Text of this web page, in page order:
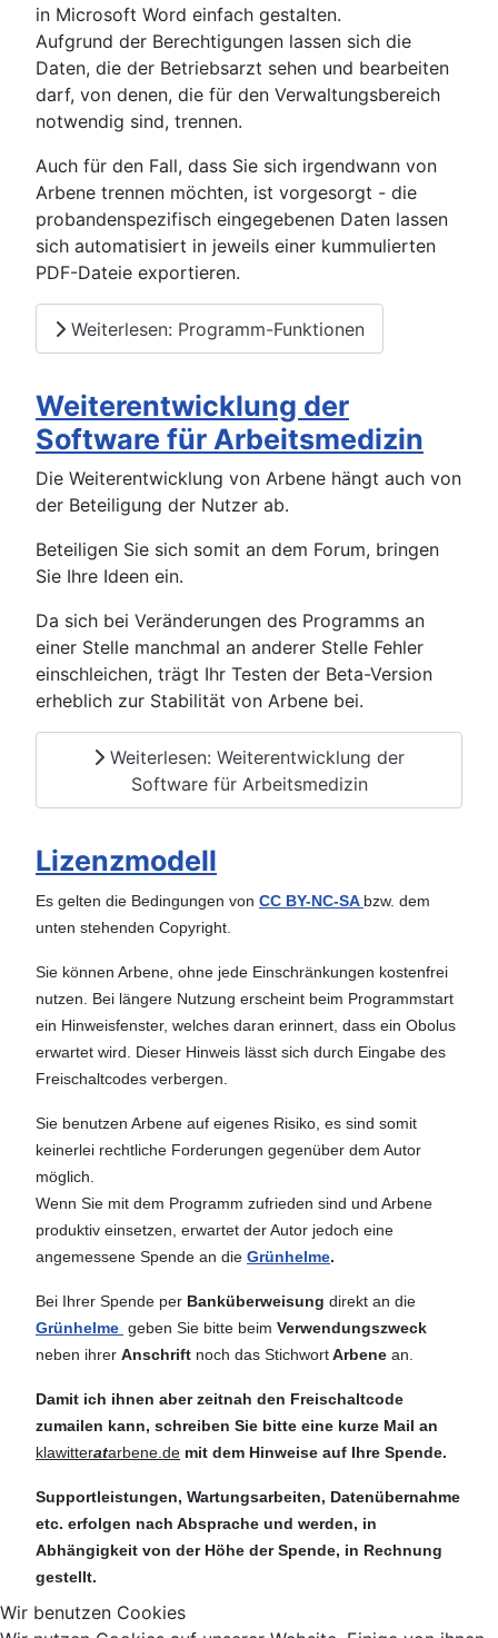
in Microsoft Word einfach gestalten.
Aufgrund der Berechtigungen lassen sich die
Daten, die der Betriebsarzt sehen und bearbeiten
darf, von denen, die für den Verwaltungsbereich
notwendig sind, trennen.
Auch für den Fall, dass Sie sich irgendwann von
Arbene trennen möchten, ist vorgesorgt - die
probandenspezifisch eingegebenen Daten lassen
sich automatisiert in jeweils einer kummulierten
PDF-Dateie exportieren.
Weiterlesen: Programm-Funktionen
Weiterentwicklung der
Software für Arbeitsmedizin
Die Weiterentwicklung von Arbene hängt auch von
der Beteiligung der Nutzer ab.
Beteiligen Sie sich somit an dem Forum, bringen
Sie Ihre Ideen ein.
Da sich bei Veränderungen des Programms an
einer Stelle manchmal an anderer Stelle Fehler
einschleichen, trägt Ihr Testen der Beta-Version
erheblich zur Stabilität von Arbene bei.
Weiterlesen: Weiterentwicklung der
Software für Arbeitsmedizin
Lizenzmodell
Es gelten die Bedingungen von CC BY-NC-SA bzw. dem
unten stehenden Copyright.
Sie können Arbene, ohne jede Einschränkungen kostenfrei
nutzen. Bei längere Nutzung erscheint beim Programmstart
ein Hinweisfenster, welches daran erinnert, dass ein Obolus
erwartet wird. Dieser Hinweis lässt sich durch Eingabe des
Freischaltcodes verbergen.
Sie benutzen Arbene auf eigenes Risiko, es sind somit
keinerlei rechtliche Forderungen gegenüber dem Autor
möglich.
Wenn Sie mit dem Programm zufrieden sind und Arbene
produktiv einsetzen, erwartet der Autor jedoch eine
angemessene Spende an die Grünhelme.
Bei Ihrer Spende per Banküberweisung direkt an die
Grünhelme geben Sie bitte beim Verwendungszweck
neben ihrer Anschrift noch das StichwortArbene an.
Damit ich ihnen aber zeitnah den Freischaltcode
zumailen kann, schreiben Sie bitte eine kurze Mail an
klawitteratarbene.de mit dem Hinweise auf Ihre Spende.
Supportleistungen, Wartungsarbeiten, Datenübernahme
etc. erfolgen nach Absprache und werden, in
Abhängigkeit von der Höhe der Spende, in Rechnung
gestellt.
Wir benutzen Cookies